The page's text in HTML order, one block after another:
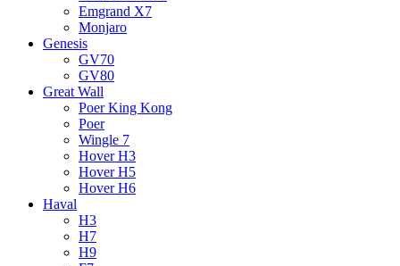
Emgrand X7
Monjaro
Genesis
GV70
GV80
Great Wall
Poer King Kong
Poer
Wingle 7
Hover H3
Hover H5
Hover H6
Haval
H3
H7
H9